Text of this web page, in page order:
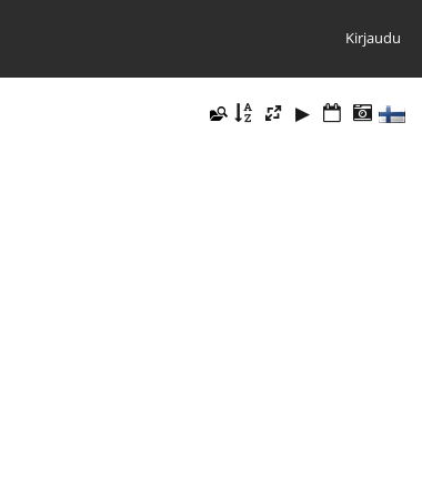
Kirjaudu